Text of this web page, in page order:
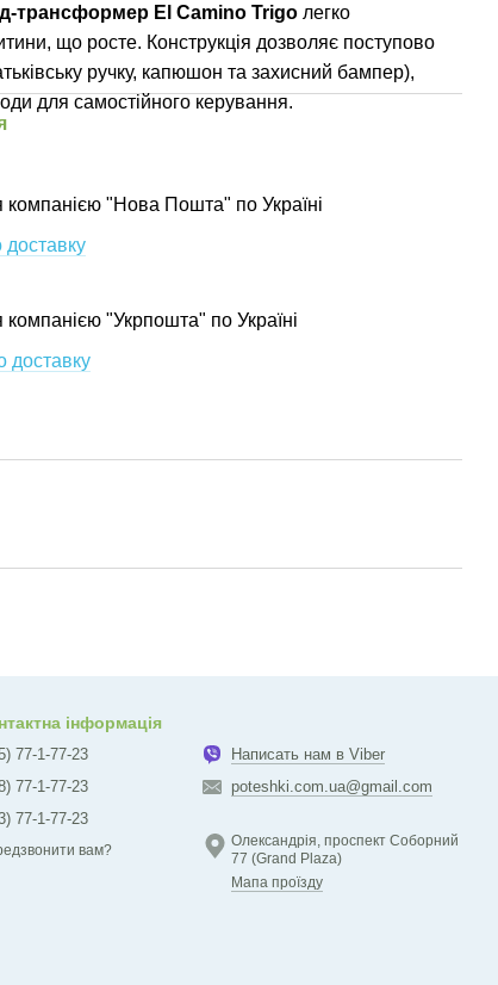
трансформер El Camino Trigo легко
що росте. Конструкція дозволяє поступово
ручку, капюшон та захисний бампер),
для самостійного керування.
компанією "Нова Пошта" по Україні
доставку
компанією "Укрпошта" по Україні
доставку
інформація
77-1-77-23
77-1-77-23
77-1-77-23
вам?
Написать нам в Viber
poteshki.com.ua@gmail.com
Олександрія, проспект Соборний
77 (Grand Plaza)
Мапа проїзду